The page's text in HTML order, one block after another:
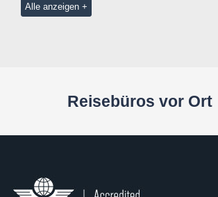
Alle anzeigen
Reisebüros vor Ort